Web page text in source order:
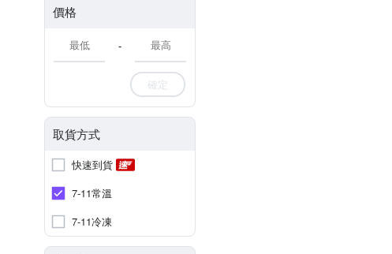
價格
-
確定
取貨方式
快速到貨
7-11常溫
7-11冷凍